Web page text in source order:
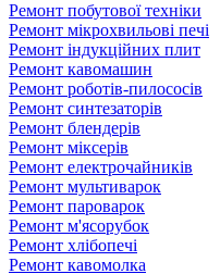
Ремонт побутової техніки
Ремонт мікрохвильові печі
Ремонт індукційних плит
Ремонт кавомашин
Ремонт роботів-пилососів
Ремонт синтезаторів
Ремонт блендерiв
Ремонт мiксерiв
Ремонт електрочайників
Ремонт мультиварок
Ремонт пароварок
Ремонт м'ясорубок
Ремонт хлiбопечi
Ремонт кавомолка